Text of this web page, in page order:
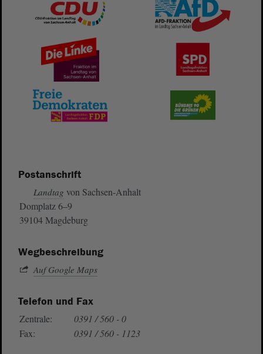
Postanschrift
Landtag von Sachsen-Anhalt
Domplatz 6–9
39104 Magdeburg
Wegbeschreibung
Auf Google Maps
Telefon und Fax
Zentrale:
0391 / 560 - 0
Fax:
0391 / 560 - 1123